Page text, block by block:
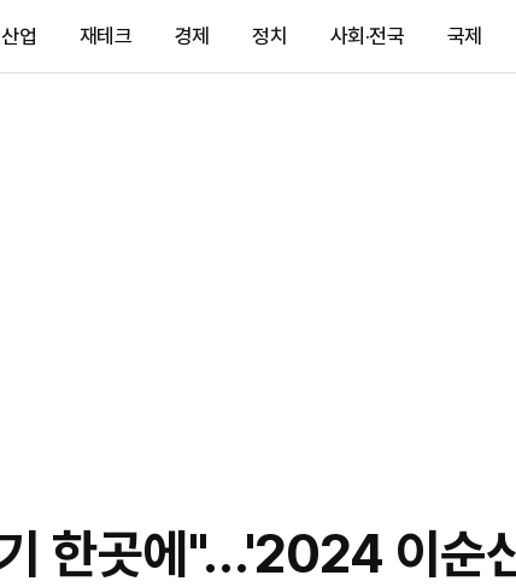
산업 재테크 경제 정치 사회·전국 국제
한곳에"…'2024 이순